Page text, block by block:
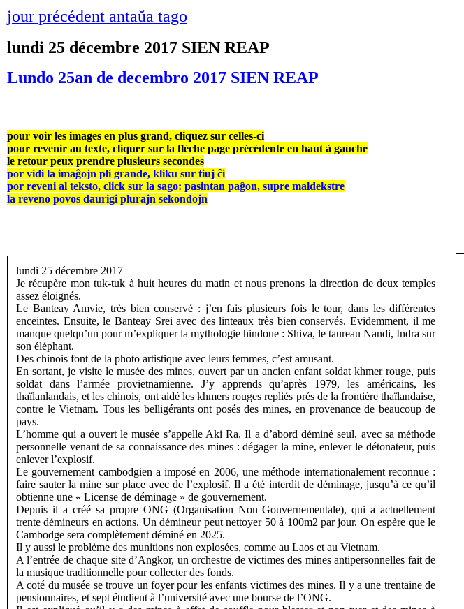
jour précédent antaŭa tago
lundi 25 décembre 2017 SIEN REAP
Lundo 25an de decembro 2017 SIEN REAP
pour voir les images en plus grand, cliquez sur celles-ci
pour revenir au texte, cliquer sur la flèche page précédente en haut à gauche
le retour peux prendre plusieurs secondes
por vidi la imaĝojn pli grande, kliku sur tiuj ĉi
por reveni al teksto, click sur la sago: pasintan paĝon, supre maldekstre
la reveno povos daurigi plurajn sekondojn
lundi 25 décembre 2017
Je récupère mon tuk-tuk à huit heures du matin et nous prenons la direction de deux temples
assez éloignés.
Le Banteay Amvie, très bien conservé : j’en fais plusieurs fois le tour, dans les différentes
enceintes. Ensuite, le Banteay Srei avec des linteaux très bien conservés. Evidemment, il me
manque quelqu’un pour m’expliquer la mythologie hindoue : Shiva, le taureau Nandi, Indra sur
son éléphant.
Des chinois font de la photo artistique avec leurs femmes, c’est amusant.
En sortant, je visite le musée des mines, ouvert par un ancien enfant soldat khmer rouge, puis
soldat dans l’armée provietnamienne. J’y apprends qu’après 1979, les américains, les
thaïlanlandais, et les chinois, ont aidé les khmers rouges repliés prés de la frontière thaïlandaise,
contre le Vietnam. Tous les belligérants ont posés des mines, en provenance de beaucoup de
pays.
L’homme qui a ouvert le musée s’appelle Aki Ra. Il a d’abord déminé seul, avec sa méthode
personnelle venant de sa connaissance des mines : dégager la mine, enlever le détonateur, puis
enlever l’explosif.
Le gouvernement cambodgien a imposé en 2006, une méthode internationalement reconnue :
faire sauter la mine sur place avec de l’explosif. Il a été interdit de déminage, jusqu’à ce qu’il
obtienne une « License de déminage » de gouvernement.
Depuis il a créé sa propre ONG (Organisation Non Gouvernementale), qui a actuellement
trente démineurs en actions. Un démineur peut nettoyer 50 à 100m2 par jour. On espère que le
Cambodge sera complètement déminé en 2025.
Il y aussi le problème des munitions non explosées, comme au Laos et au Vietnam.
A l’entrée de chaque site d’Angkor, un orchestre de victimes des mines antipersonnelles fait de
la musique traditionnelle pour collecter des fonds.
A coté du musée se trouve un foyer pour les enfants victimes des mines. Il y a une trentaine de
pensionnaires, et sept étudient à l’université avec une bourse de l’ONG.